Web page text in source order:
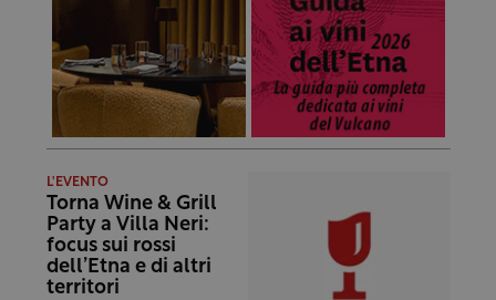
L'EVENTO
Torna Wine & Grill
Party a Villa Neri:
focus sui rossi
dell’Etna e di altri
territori